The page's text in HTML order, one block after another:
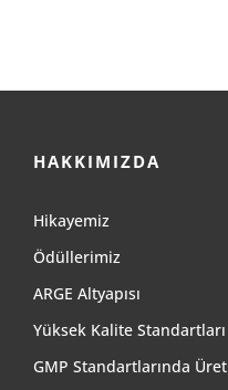
HAKKIMIZDA
Hikayemiz
Ödüllerimiz
ARGE Altyapısı
Yüksek Kalite Standartları
GMP Standartlarında